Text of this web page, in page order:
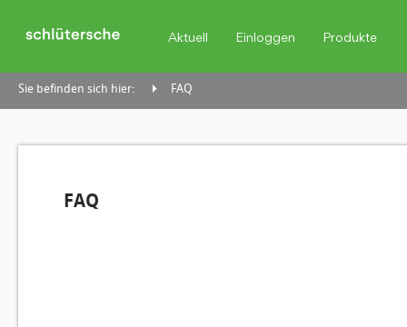
Aktuell Einloggen Produkte
Sie befinden sich hier: FAQ
FAQ